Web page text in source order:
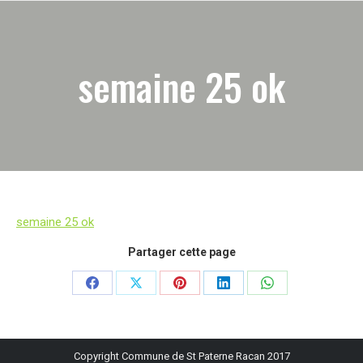
semaine 25 ok
semaine 25 ok
Partager cette page
Partager
Facebook
Partager
X
Partager
Pinterest
Partager
LinkedIn
Partager
WhatsApp
Copyright Commune de St Paterne Racan 2017